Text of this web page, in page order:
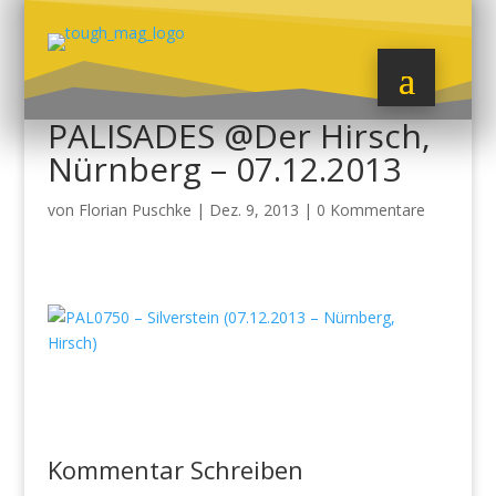
PALISADES @Der Hirsch,
Nürnberg – 07.12.2013
von Florian Puschke | Dez. 9, 2013 | 0 Kommentare
Kommentar Schreiben